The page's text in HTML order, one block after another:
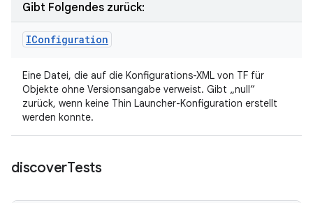
Gibt Folgendes zurück:
IConfiguration
Eine Datei, die auf die Konfigurations-XML von TF für
Objekte ohne Versionsangabe verweist. Gibt „null“
zurück, wenn keine Thin Launcher-Konfiguration erstellt
werden konnte.
discoverTests